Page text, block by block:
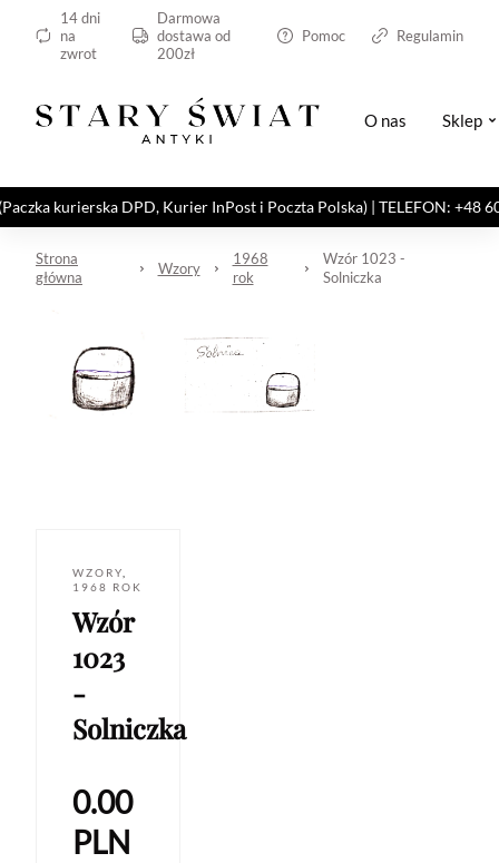
14 dni
na
zwrot
Darmowa
dostawa od
200zł
Pomoc Regulamin
O nas Sklep
kurierska DPD, Kurier InPost i Poczta Polska) | TELEFON: +48
Strona
główna
Wzory
1968
rok
Wzór 1023 -
Solniczka
WZORY
1968 ROK
Wzór
1023
-
Solniczka
0.00
PLN